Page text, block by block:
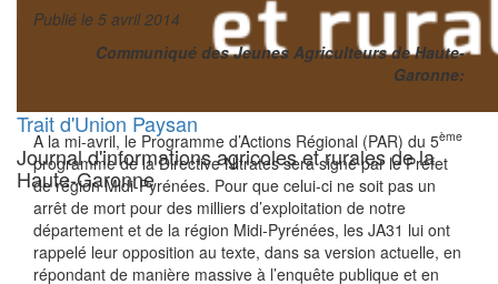
Trait d'Union Paysan
Journal d'informations agricoles et rurales de la
Haute-Garonne
Publié le 5 avril 2014
Communiqué des Jeunes Agriculteurs de Haute-
Garonne:
A la mi-avril, le Programme d’Actions Régional (PAR) du 5ème
programme de la Directive Nitrates sera signé par le Préfet
de région Midi-Pyrénées. Pour que celui-ci ne soit pas un
arrêt de mort pour des milliers d’exploitation de notre
département et de la région Midi-Pyrénées, les JA31 lui ont
rappelé leur opposition au texte, dans sa version actuelle, en
répondant de manière massive à l’enquête publique et en